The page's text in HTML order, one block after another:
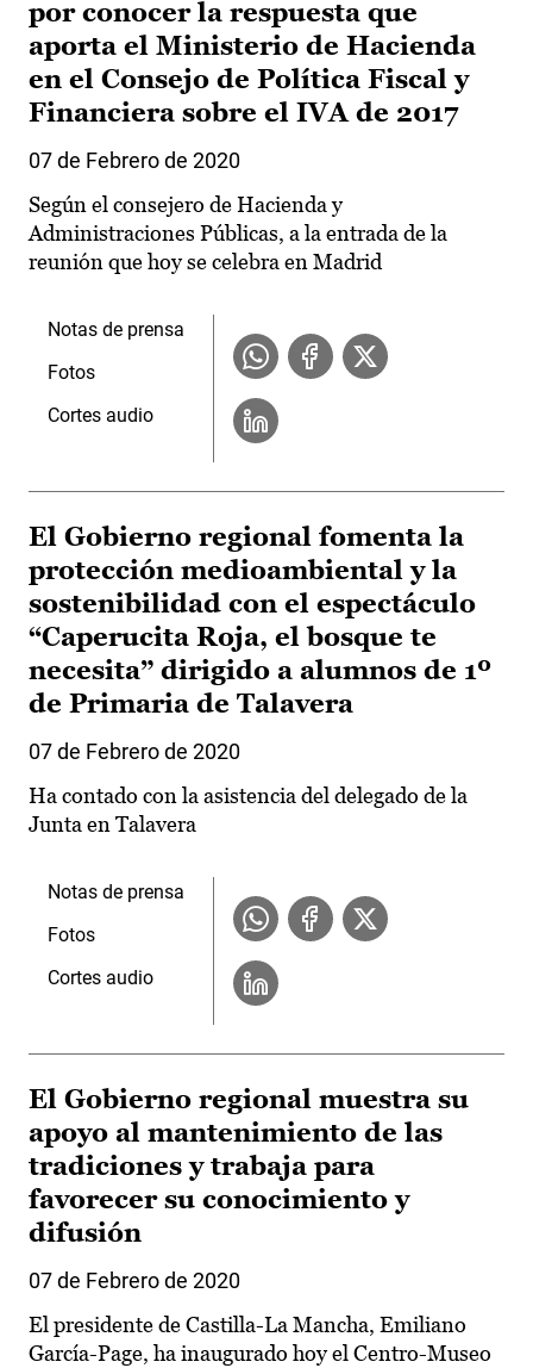
por conocer la respuesta que
aporta el Ministerio de Hacienda
en el Consejo de Política Fiscal y
Financiera sobre el IVA de 2017
07 de Febrero de 2020
Según el consejero de Hacienda y
Administraciones Públicas, a la entrada de la
reunión que hoy se celebra en Madrid
Notas de prensa
Fotos
Cortes audio
El Gobierno regional fomenta la
protección medioambiental y la
sostenibilidad con el espectáculo
“Caperucita Roja, el bosque te
necesita” dirigido a alumnos de 1º
de Primaria de Talavera
07 de Febrero de 2020
Ha contado con la asistencia del delegado de la
Junta en Talavera
Notas de prensa
Fotos
Cortes audio
El Gobierno regional muestra su
apoyo al mantenimiento de las
tradiciones y trabaja para
favorecer su conocimiento y
difusión
07 de Febrero de 2020
El presidente de Castilla-La Mancha, Emiliano
García-Page, ha inaugurado hoy el Centro-Museo